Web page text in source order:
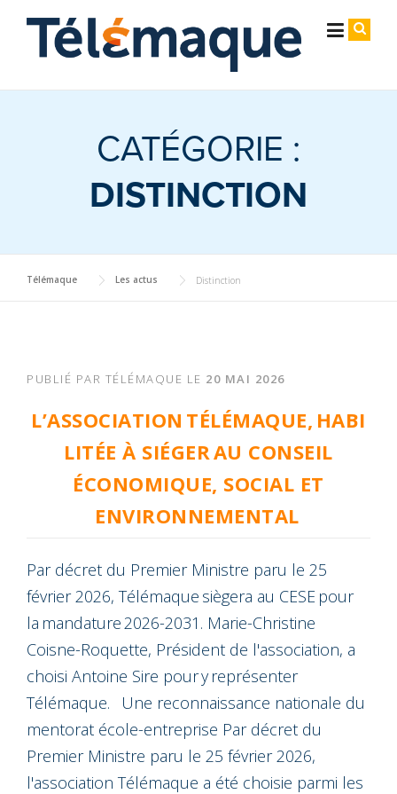
Skip
CATÉGORIE :
DISTINCTION
Télémaque Les actus Distinction
PUBLIÉ PAR TÉLÉMAQUE LE 20 MAI 2026
L’ASSOCIATION TÉLÉMAQUE, HABI
LITÉE À SIÉGER AU CONSEIL
ÉCONOMIQUE, SOCIAL ET
ENVIRONNEMENTAL
Par décret du Premier Ministre paru le 25
février 2026, Télémaque siègera au CESE pour
la mandature 2026-2031. Marie-Christine
Coisne-Roquette, Président de l'association, a
choisi Antoine Sire pour y représenter
Télémaque. Une reconnaissance nationale du
mentorat école-entreprise Par décret du
Premier Ministre paru le 25 février 2026,
l'association Télémaque a été choisie parmi les
Cookies management panel